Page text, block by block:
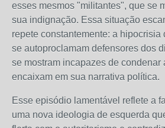
esses mesmos "militantes", que se
sua indignação. Essa situação
repete constantemente: a hipocrisia
se autoproclamam defensores dos
se mostram incapazes de condenar
encaixam em sua narrativa política.
Esse episódio lamentável reflete a
uma nova ideologia de esquerda